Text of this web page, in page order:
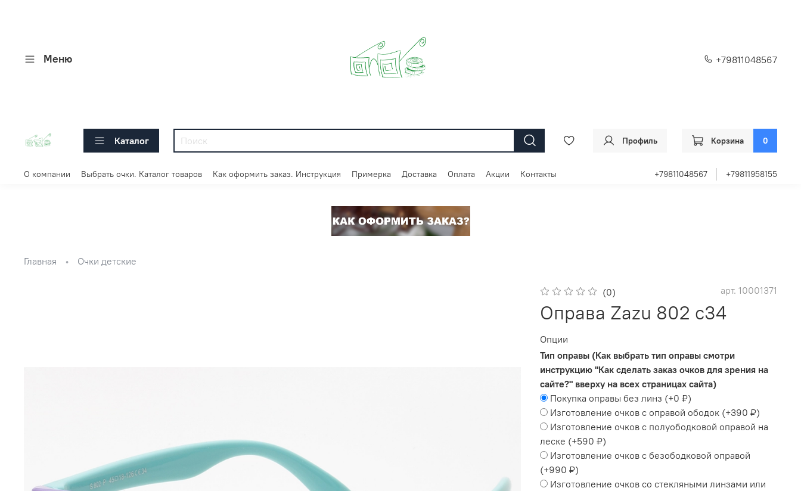
Меню +79811048567
Каталог Профиль Корзина 0
О компании Выбрать очки. Каталог товаров Как оформить заказ. Инструкция Примерка Доставка Оплата Акции Контакты +79811048567 +79811958155
Главная Очки детские
(0) арт. 10001371
Оправа Zazu 802 c34
Опции
Тип оправы (Как выбрать тип оправы смотри
инструкцию "Как сделать заказ очков для зрения на
сайте?" вверху на всех страницах сайта)
Покупка оправы без линз (+0 ₽)
Изготовление очков с оправой ободок (+390 ₽)
Изготовление очков с полуободковой оправой на
леске (+590 ₽)
Изготовление очков с безободковой оправой
(+990 ₽)
Изготовление очков со стекляными линзами или